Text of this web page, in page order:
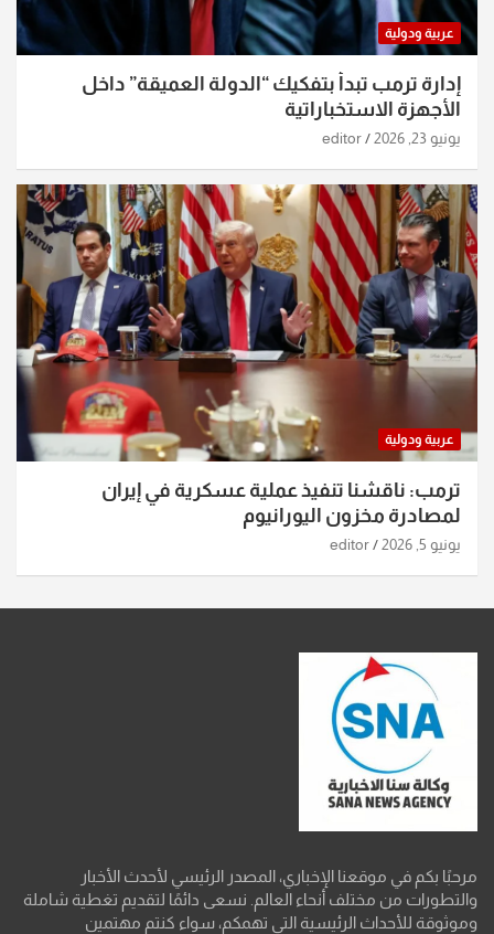
عربية ودولية
إدارة ترمب تبدأ بتفكيك “الدولة العميقة” داخل
الأجهزة الاستخباراتية
يونيو 23, 2026 editor
عربية ودولية
ترمب: ناقشنا تنفيذ عملية عسكرية في إيران
لمصادرة مخزون اليورانيوم
يونيو 5, 2026 editor
مرحبًا بكم في موقعنا الإخباري، المصدر الرئيسي لأحدث الأخبار
والتطورات من مختلف أنحاء العالم. نسعى دائمًا لتقديم تغطية شاملة
وموثوقة للأحداث الرئيسية التي تهمكم، سواء كنتم مهتمين